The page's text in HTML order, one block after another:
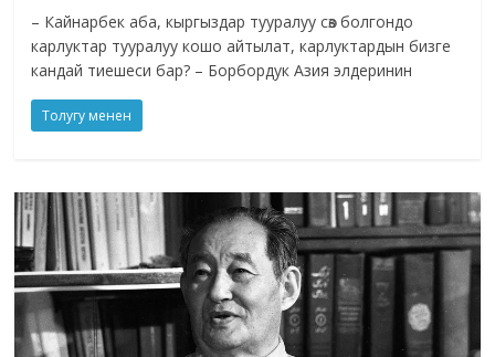
– Кайнарбек аба, кыргыздар тууралуу сөз болгондо
карлуктар тууралуу кошо айтылат, карлуктардын бизге
кандай тиешеси бар? – Борбордук Азия элдеринин
Толугу менен